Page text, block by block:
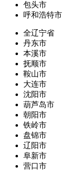
包头市
呼和浩特市
全辽宁省
丹东市
本溪市
抚顺市
鞍山市
大连市
沈阳市
葫芦岛市
朝阳市
铁岭市
盘锦市
辽阳市
阜新市
营口市